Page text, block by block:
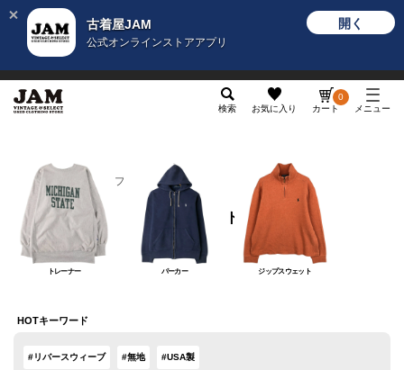
古着屋JAM
公式オンラインストアアプリ
開く
検索 お気に入り カート
0
メニュー
トップス スウェット
スウェット
トレーナー パーカー ジップスウェット
HOTキーワード
#リバースウィーブ #無地 #USA製